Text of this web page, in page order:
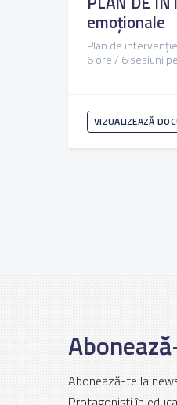
emoționale
Plan de
6 ore / 6 sesiuni
VIZUALIZEAZĂ
Abonează-te la